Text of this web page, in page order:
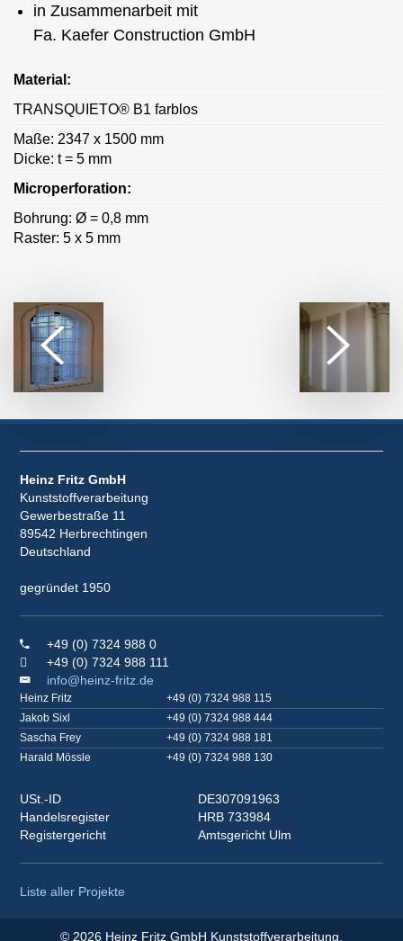
in Zusammenarbeit mit
Fa. Kaefer Construction GmbH
Material:
TRANSQUIETO® B1 farblos
Maße: 2347 x 1500 mm
Dicke: t = 5 mm
Microperforation:
Bohrung: Ø = 0,8 mm
Raster: 5 x 5 mm
Heinz Fritz GmbH
Kunststoffverarbeitung
Gewerbestraße 11
89542 Herbrechtingen
Deutschland
gegründet 1950
+49 (0) 7324 988 0
+49 (0) 7324 988 111
info@heinz-fritz.de
Heinz Fritz
+49 (0) 7324 988 115
Jakob Sixl
+49 (0) 7324 988 444
Sascha Frey
+49 (0) 7324 988 181
Harald Mössle
+49 (0) 7324 988 130
USt.-ID
DE307091963
Handelsregister
HRB 733984
Registergericht
Amtsgericht Ulm
Liste aller Projekte
© 2026 Heinz Fritz GmbH Kunststoffverarbeitung.